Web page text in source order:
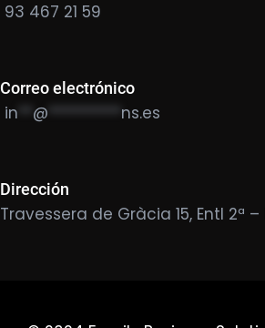
93 467 21 59
Correo electrónico
in @ ********** ns.es
Dirección
Travessera de Gràcia 15, Entl 2ª